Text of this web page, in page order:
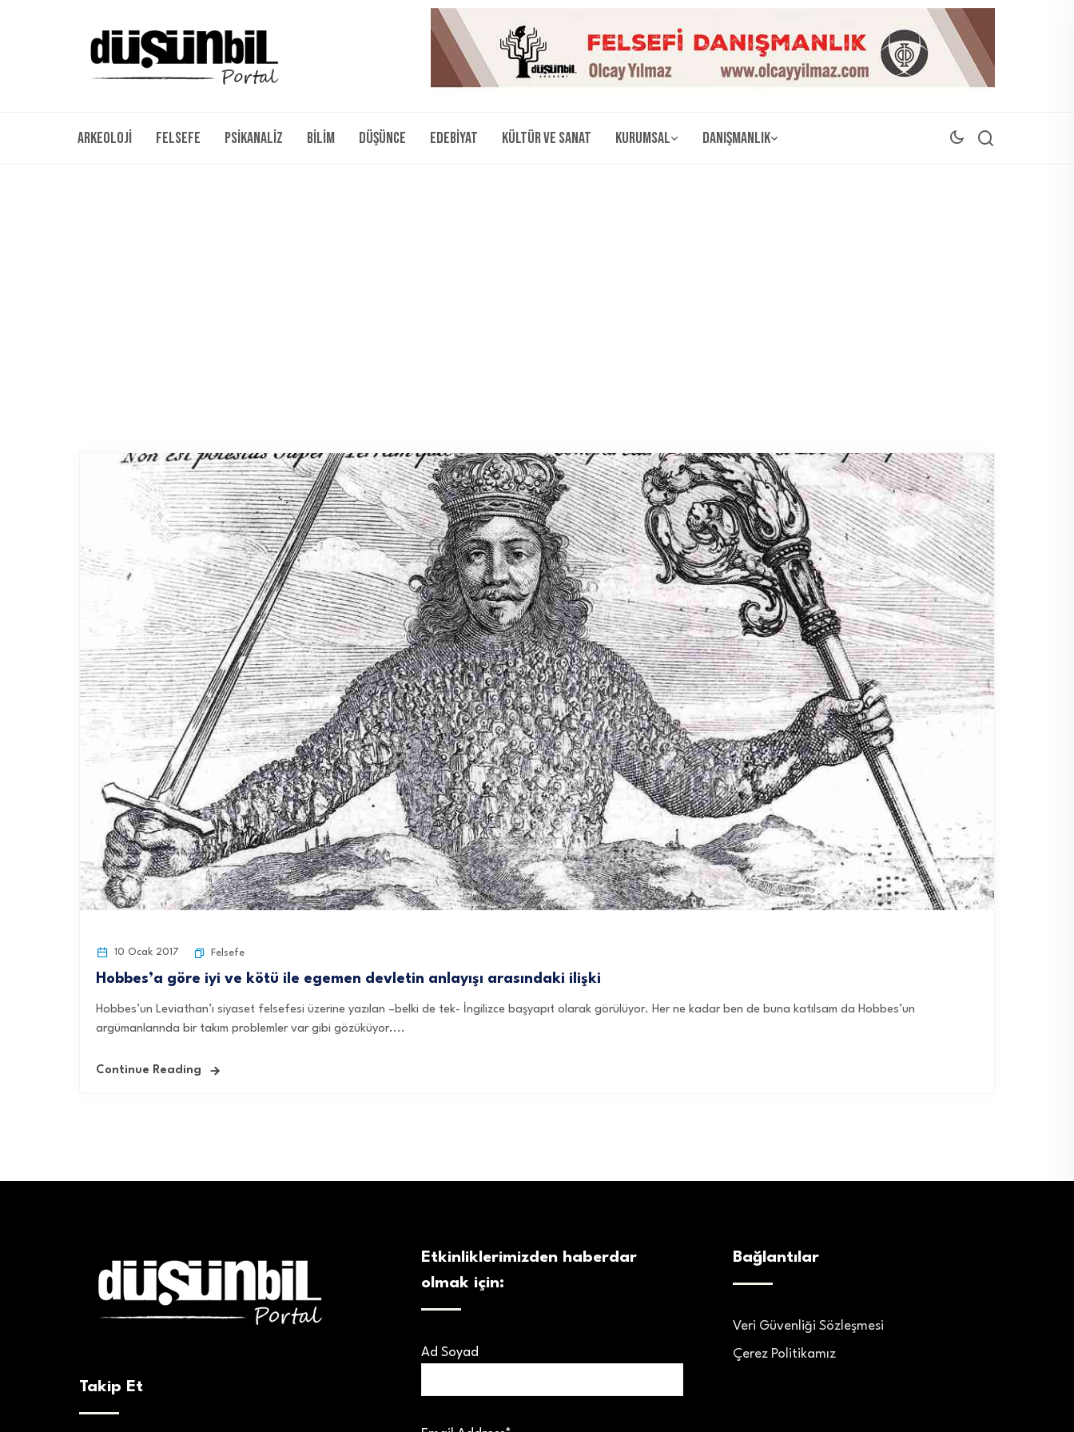
Arkeoloji Felsefe Psikanaliz Bilim Düşünce Edebiyat Kültür ve Sanat Kurumsal Danışmanlık
10 Ocak 2017 Felsefe
Hobbes’a göre iyi ve kötü ile egemen devletin anlayışı arasındaki ilişki
Hobbes’un Leviathan’ı siyaset felsefesi üzerine yazılan –belki de tek- İngilizce başyapıt olarak görülüyor. Her ne kadar ben de buna katılsam da Hobbes’un
argümanlarında bir takım problemler var gibi gözüküyor....
Continue Reading
Takip Et
Etkinliklerimizden haberdar
olmak için:
Ad Soyad
Bağlantılar
Veri Güvenliği Sözleşmesi
Çerez Politikamız